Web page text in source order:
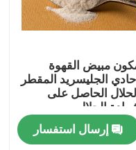
مبيض القهوة
الجليسريد المقطر
الحاصل على
الحلال
إرسال استفسار